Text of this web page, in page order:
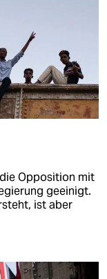
Opposition mit
geeinigt.
ist aber